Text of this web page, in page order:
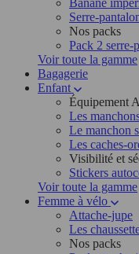
Serre-
Nos packs
Pack 2 serre-
Voir toute la gamme
Bagagerie
Enfant
Équipement
Les
Le manchon
Les caches-
Visibilité et
Stickers
Voir toute la gamme
Femme à vélo
Attache-jupe
Les
Nos packs